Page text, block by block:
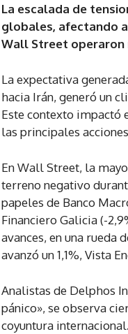
La escalada de
globales, afectando
Wall Street operaron
La expectativa
hacia Irán, generó un
Este contexto impactó
las principales
En Wall Street, la
terreno negativo
papeles de Banco
Financiero Galicia (-
avances, en una rueda
avanzó un 1,1%, Vista
Analistas de Delphos
pánico», se observa
coyuntura internacional.